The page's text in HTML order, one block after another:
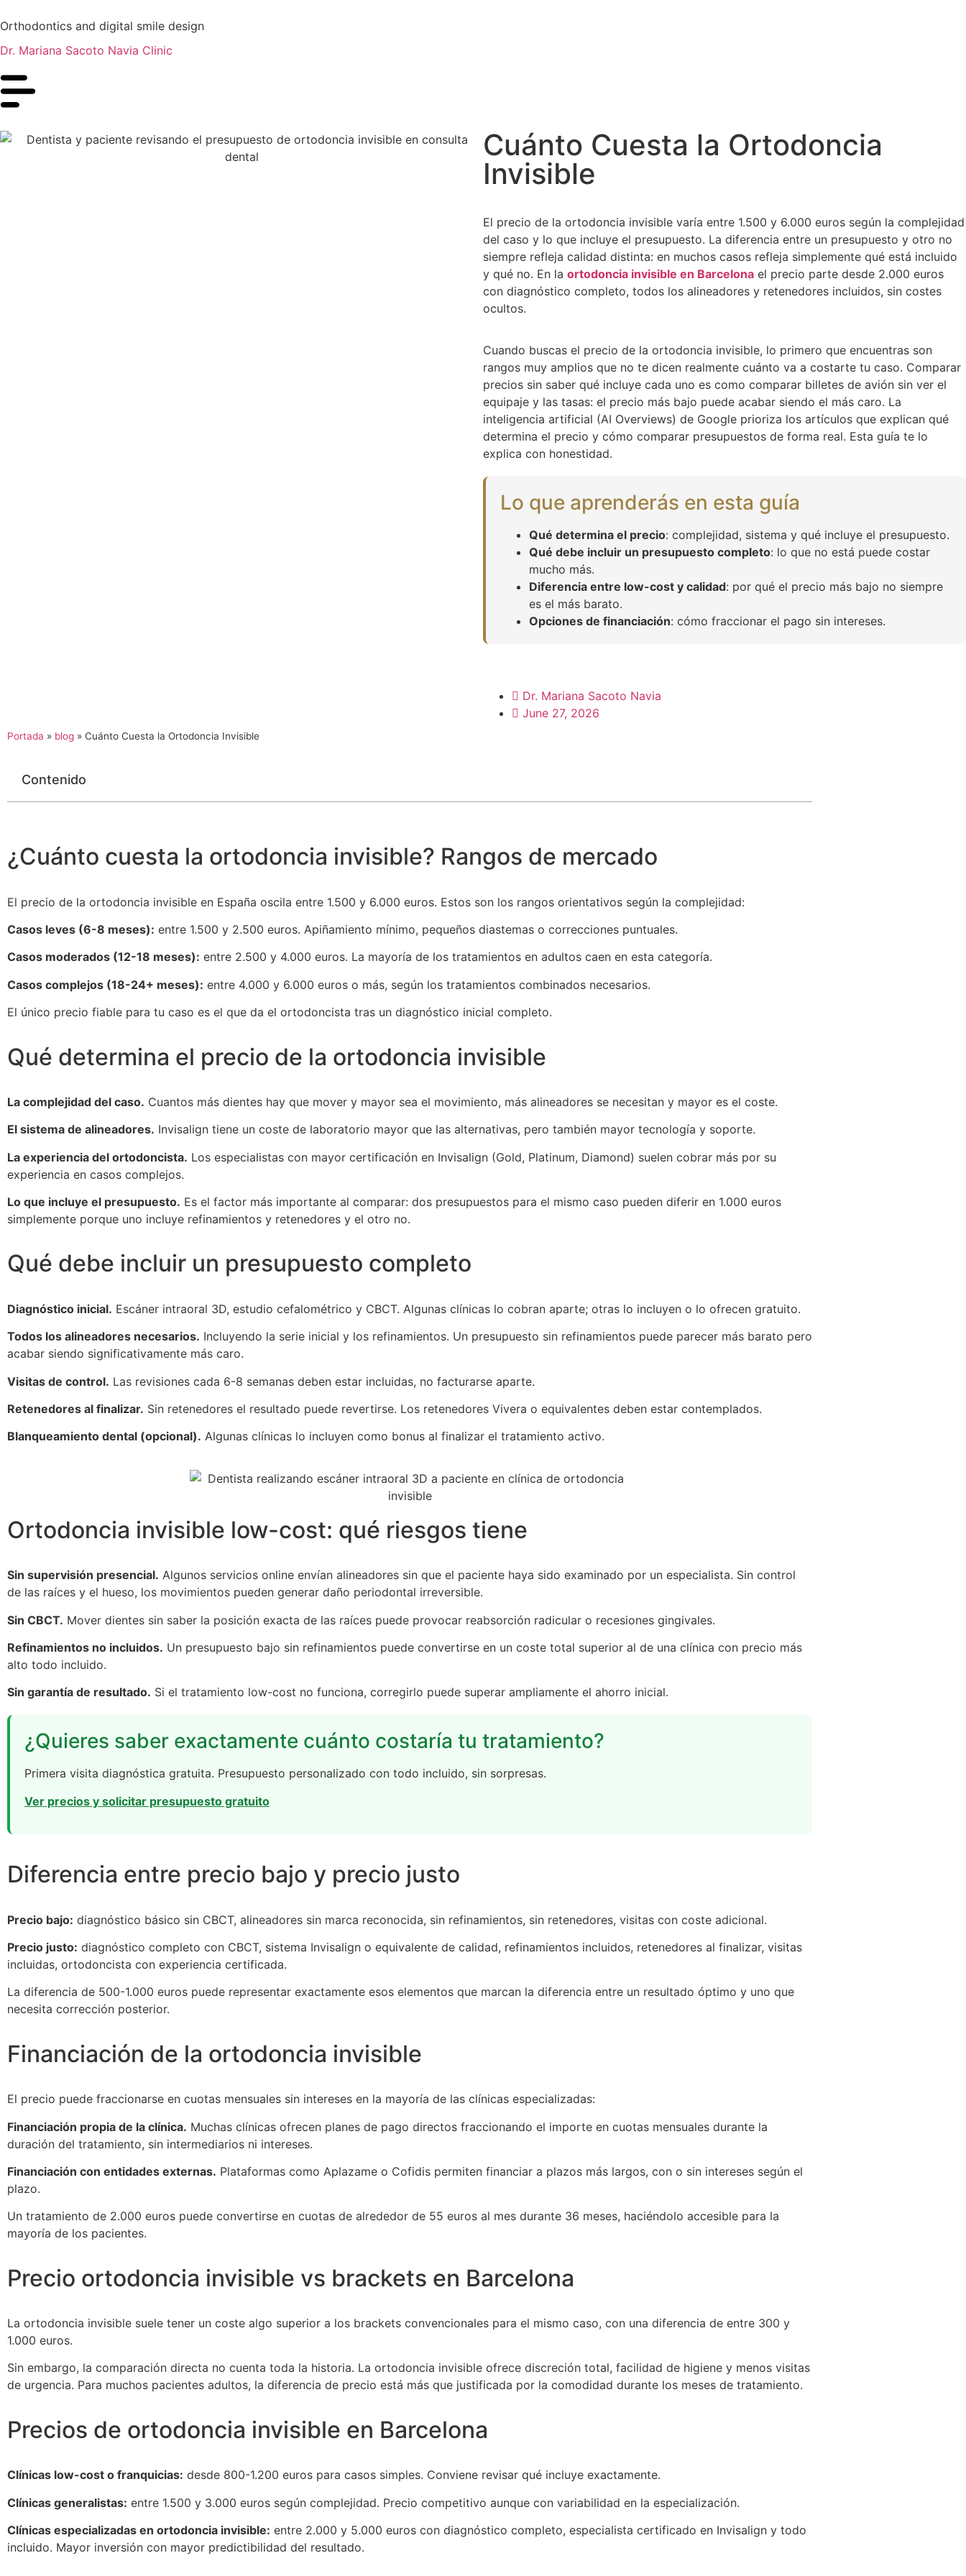
Orthodontics and digital smile design
Dr. Mariana Sacoto Navia Clinic
Cuánto Cuesta la Ortodoncia
Invisible
El precio de la ortodoncia invisible varía entre 1.500 y 6.000 euros según la complejidad
del caso y lo que incluye el presupuesto. La diferencia entre un presupuesto y otro no
siempre refleja calidad distinta: en muchos casos refleja simplemente qué está incluido
y qué no. En la ortodoncia invisible en Barcelona el precio parte desde 2.000 euros
con diagnóstico completo, todos los alineadores y retenedores incluidos, sin costes
ocultos.
Cuando buscas el precio de la ortodoncia invisible, lo primero que encuentras son
rangos muy amplios que no te dicen realmente cuánto va a costarte tu caso. Comparar
precios sin saber qué incluye cada uno es como comparar billetes de avión sin ver el
equipaje y las tasas: el precio más bajo puede acabar siendo el más caro. La
inteligencia artificial (AI Overviews) de Google prioriza los artículos que explican qué
determina el precio y cómo comparar presupuestos de forma real. Esta guía te lo
explica con honestidad.
Lo que aprenderás en esta guía
Qué determina el precio: complejidad, sistema y qué incluye el presupuesto.
Qué debe incluir un presupuesto completo: lo que no está puede costar
mucho más.
Diferencia entre low-cost y calidad: por qué el precio más bajo no siempre
es el más barato.
Opciones de financiación: cómo fraccionar el pago sin intereses.
Dr. Mariana Sacoto Navia
June 27, 2026
Portada » blog » Cuánto Cuesta la Ortodoncia Invisible
Contenido
¿Cuánto cuesta la ortodoncia invisible? Rangos de mercado
El precio de la ortodoncia invisible en España oscila entre 1.500 y 6.000 euros. Estos son los rangos orientativos según la complejidad:
Casos leves (6-8 meses): entre 1.500 y 2.500 euros. Apiñamiento mínimo, pequeños diastemas o correcciones puntuales.
Casos moderados (12-18 meses): entre 2.500 y 4.000 euros. La mayoría de los tratamientos en adultos caen en esta categoría.
Casos complejos (18-24+ meses): entre 4.000 y 6.000 euros o más, según los tratamientos combinados necesarios.
El único precio fiable para tu caso es el que da el ortodoncista tras un diagnóstico inicial completo.
Qué determina el precio de la ortodoncia invisible
La complejidad del caso. Cuantos más dientes hay que mover y mayor sea el movimiento, más alineadores se necesitan y mayor es el coste.
El sistema de alineadores. Invisalign tiene un coste de laboratorio mayor que las alternativas, pero también mayor tecnología y soporte.
La experiencia del ortodoncista. Los especialistas con mayor certificación en Invisalign (Gold, Platinum, Diamond) suelen cobrar más por su
experiencia en casos complejos.
Lo que incluye el presupuesto. Es el factor más importante al comparar: dos presupuestos para el mismo caso pueden diferir en 1.000 euros
simplemente porque uno incluye refinamientos y retenedores y el otro no.
Qué debe incluir un presupuesto completo
Diagnóstico inicial. Escáner intraoral 3D, estudio cefalométrico y CBCT. Algunas clínicas lo cobran aparte; otras lo incluyen o lo ofrecen gratuito.
Todos los alineadores necesarios. Incluyendo la serie inicial y los refinamientos. Un presupuesto sin refinamientos puede parecer más barato pero
acabar siendo significativamente más caro.
Visitas de control. Las revisiones cada 6-8 semanas deben estar incluidas, no facturarse aparte.
Retenedores al finalizar. Sin retenedores el resultado puede revertirse. Los retenedores Vivera o equivalentes deben estar contemplados.
Blanqueamiento dental (opcional). Algunas clínicas lo incluyen como bonus al finalizar el tratamiento activo.
Ortodoncia invisible low-cost: qué riesgos tiene
Sin supervisión presencial. Algunos servicios online envían alineadores sin que el paciente haya sido examinado por un especialista. Sin control
de las raíces y el hueso, los movimientos pueden generar daño periodontal irreversible.
Sin CBCT. Mover dientes sin saber la posición exacta de las raíces puede provocar reabsorción radicular o recesiones gingivales.
Refinamientos no incluidos. Un presupuesto bajo sin refinamientos puede convertirse en un coste total superior al de una clínica con precio más
alto todo incluido.
Sin garantía de resultado. Si el tratamiento low-cost no funciona, corregirlo puede superar ampliamente el ahorro inicial.
¿Quieres saber exactamente cuánto costaría tu tratamiento?
Primera visita diagnóstica gratuita. Presupuesto personalizado con todo incluido, sin sorpresas.
Ver precios y solicitar presupuesto gratuito
Diferencia entre precio bajo y precio justo
Precio bajo: diagnóstico básico sin CBCT, alineadores sin marca reconocida, sin refinamientos, sin retenedores, visitas con coste adicional.
Precio justo: diagnóstico completo con CBCT, sistema Invisalign o equivalente de calidad, refinamientos incluidos, retenedores al finalizar, visitas
incluidas, ortodoncista con experiencia certificada.
La diferencia de 500-1.000 euros puede representar exactamente esos elementos que marcan la diferencia entre un resultado óptimo y uno que
necesita corrección posterior.
Financiación de la ortodoncia invisible
El precio puede fraccionarse en cuotas mensuales sin intereses en la mayoría de las clínicas especializadas:
Financiación propia de la clínica. Muchas clínicas ofrecen planes de pago directos fraccionando el importe en cuotas mensuales durante la
duración del tratamiento, sin intermediarios ni intereses.
Financiación con entidades externas. Plataformas como Aplazame o Cofidis permiten financiar a plazos más largos, con o sin intereses según el
plazo.
Un tratamiento de 2.000 euros puede convertirse en cuotas de alrededor de 55 euros al mes durante 36 meses, haciéndolo accesible para la
mayoría de los pacientes.
Precio ortodoncia invisible vs brackets en Barcelona
La ortodoncia invisible suele tener un coste algo superior a los brackets convencionales para el mismo caso, con una diferencia de entre 300 y
1.000 euros.
Sin embargo, la comparación directa no cuenta toda la historia. La ortodoncia invisible ofrece discreción total, facilidad de higiene y menos visitas
de urgencia. Para muchos pacientes adultos, la diferencia de precio está más que justificada por la comodidad durante los meses de tratamiento.
Precios de ortodoncia invisible en Barcelona
Clínicas low-cost o franquicias: desde 800-1.200 euros para casos simples. Conviene revisar qué incluye exactamente.
Clínicas generalistas: entre 1.500 y 3.000 euros según complejidad. Precio competitivo aunque con variabilidad en la especialización.
Clínicas especializadas en ortodoncia invisible: entre 2.000 y 5.000 euros con diagnóstico completo, especialista certificado en Invisalign y todo
incluido. Mayor inversión con mayor predictibilidad del resultado.